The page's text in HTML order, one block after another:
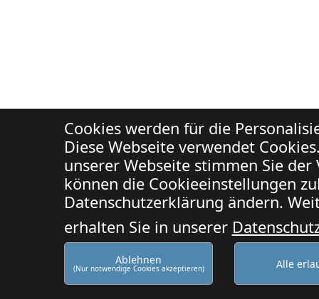
Cookies werden für die
Diese Webseite verwendet
unserer Webseite stimmen Sie
können die Cookieeinstellungen
Datenschutzerklärung ändern.
erhalten Sie in unserer
Ablehnen
(Nur notwendige Cookies akzeptieren) Alle